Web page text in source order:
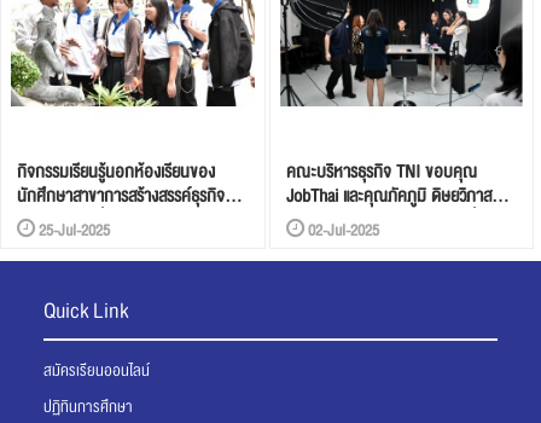
กิจกรรมเรียนรู้นอกห้องเรียนของ
นักศึกษาสาขาการสร้างสรรค์ธุรกิจ
บริการสไตล์ญี่ปุ่น
25-Jul-2025
คณะบริหารธุรกิจ TNI ขอบคุณ
JobThai และคุณภัคภูมิ ดิษยวิภาส
ศิษย์เก่าสาขาการตลาดดิจิทัล ที่กลับ
มาแบ่งปันความรู้สู่นักศึกษารุ่นใหม่
02-Jul-2025
Quick Link
สมัครเรียนออนไลน์
ปฏิทินการศึกษา